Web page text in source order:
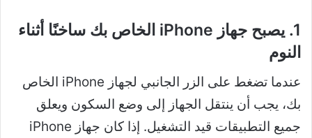
1. يصبح جهاز iPhone الخاص بك ساخنًا أثناء
النوم
عندما تضغط على الزر الجانبي لجهاز iPhone الخاص
بك، يجب أن ينتقل الجهاز إلى وضع السكون ويعلق
جميع التطبيقات قيد التشغيل. إذا كان جهاز iPhone